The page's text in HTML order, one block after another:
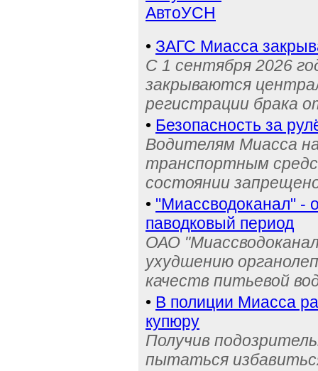
АвтоУСН
• ЗАГС Миасса
С 1 сентября 2026
закрываются
регистрации брака
• Безопасность за
Водителям Миасса
транспортным
состоянии
• "Миассводоканал" -
паводковый период
ОАО
ухудшению
качеств питьевой
• В полиции Миасса
купюру
Получив
пытаться